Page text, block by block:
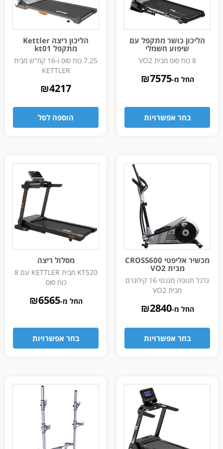
הליכון כושר מתקפל עם
שיפוע חשמלי
8 כוח סוס מבית VO2
החל מ-
₪7575
בחר אפשרויות
הליכון ריצה Kettler
מתקפל kt01
7.25 כוח סוס ו-16 קמ"ש מבית
KETTLER
₪4217
הוספה לסל
מכשיר אליפטי CROSS600
מבית VO2
גלגל תנופה מגנטי 16 קילוגרם
מבית VO2
החל מ-
₪2840
בחר אפשרויות
מסלול ריצה
KT520 מבית KETTLER עם 8
כוח סוס
החל מ-
₪6565
בחר אפשרויות